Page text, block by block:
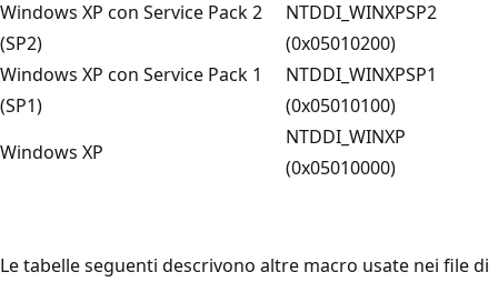
Windows XP con Service Pack 2
(SP2)
NTDDI_WINXPSP2
(0x05010200)
Windows XP con Service Pack 1
(SP1)
NTDDI_WINXPSP1
(0x05010100)
Windows XP
NTDDI_WINXP
(0x05010000)
Le tabelle seguenti descrivono altre macro usate nei file di